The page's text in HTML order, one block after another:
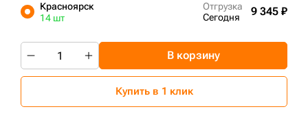
Красноярск
14 шт
Отгрузка
Сегодня
9 345 ₽
В корзину
Купить в 1 клик